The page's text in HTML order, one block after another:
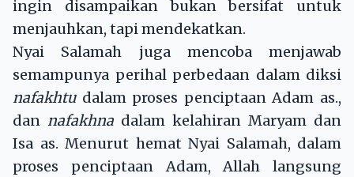
ingin disampaikan bukan bersifat untuk
menjauhkan, tapi mendekatkan.
Nyai Salamah juga mencoba menjawab
semampunya perihal perbedaan dalam diksi
nafakhtu dalam proses penciptaan Adam as.,
dan nafakhna dalam kelahiran Maryam dan
Isa as. Menurut hemat Nyai Salamah, dalam
proses penciptaan Adam, Allah langsung